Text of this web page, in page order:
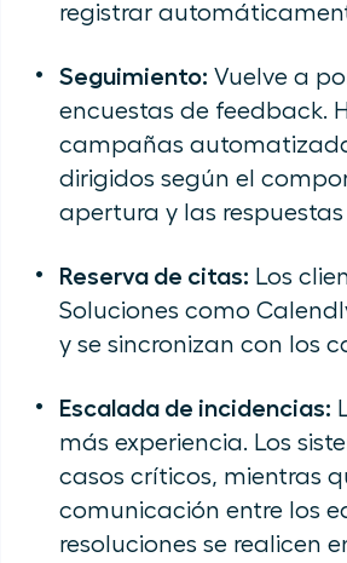
registrar
Seguimiento: Vuelve a
encuestas de feedback.
campañas
dirigidos según el
apertura y las
Reserva de citas: Los
Soluciones como
y se sincronizan con los
Escalada de incidencias:
más experiencia. Los
casos críticos, mientras
comunicación entre los
resoluciones se realicen